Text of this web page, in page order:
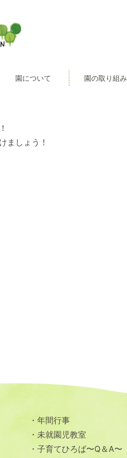
園について 園の取り組み
ましょう！
年間行事
未就園児教室
子育てひろば〜Q＆A〜